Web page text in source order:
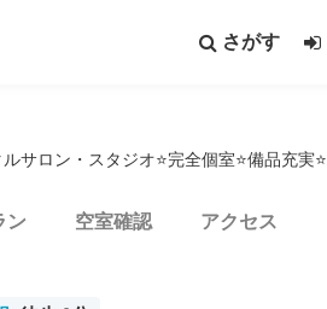
さがす
都道府県から探す
ルサロン・スタジオ⭐️完全個室⭐️備品充
ン 空室確認 アクセス